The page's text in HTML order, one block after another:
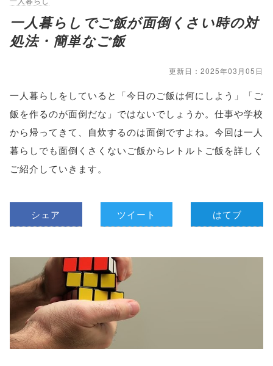
一人暮らしでご飯が面倒くさい時の対
処法・簡単なご飯
更新日：2025年03月05日
一人暮らしをしていると「今日のご飯は何にしよう」「ご
飯を作るのが面倒だな」ではないでしょうか。仕事や学校
から帰ってきて、自炊するのは面倒ですよね。今回は一人
暮らしでも面倒くさくないご飯からレトルトご飯を詳しく
ご紹介していきます。
シェア ツイート はてブ